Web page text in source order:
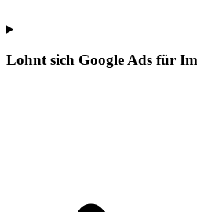
Lohnt sich Google Ads für